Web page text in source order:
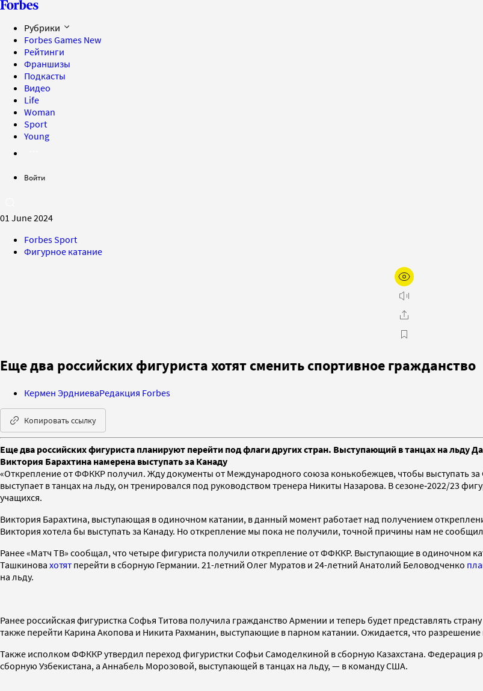
Рубрики
Forbes Games New
Рейтинги
Франшизы
Подкасты
Видео
Life
Woman
Sport
Young
Войти
01 June 2024
Forbes Sport
Фигурное катание
Еще два российских фигуриста хотят сменить спортивное гражданство
Кермен ЭрдниеваРедакция Forbes
Копировать ссылку
Еще два российских фигуриста планируют перейти под флаги других стран. Выступающий в танцах на
Виктория Барахтина намерена выступать за Канаду
«Открепление от ФФККР получил. Жду документы от Международного союза конькобежцев, чтобы выступать
выступает в танцах на льду, он тренировался под руководством тренера Никиты Назарова. В сезоне‑2022/23
учащихся.
Виктория Барахтина, выступающая в одиночном катании, в данный момент работает над получением
Виктория хотела бы выступать за Канаду. Но открепление мы пока не получили, точной причины нам не
Ранее «Матч ТВ» сообщал, что четыре фигуриста получили открепление от ФФККР. Выступающие в одиночном
Ташкинова хотят перейти в сборную Германии. 21-летний Олег Муратов и 24-летний Анатолий Беловодченко
на льду.
Ранее российская фигуристка Софья Титова получила гражданство Армении и теперь будет представлять
также перейти Карина Акопова и Никита Рахманин, выступающие в парном катании. Ожидается, что
Также исполком ФФККР утвердил переход фигуристки Софьи Самоделкиной в сборную Казахстана.
сборную Узбекистана, а Аннабель Морозовой, выступающей в танцах на льду, — в команду США.